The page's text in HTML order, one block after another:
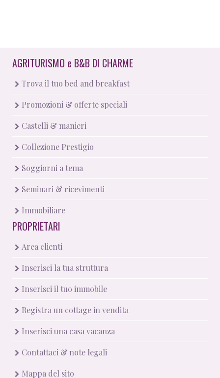
AGRITURISMO e B&B DI CHARME
Trova il tuo bed and breakfast
Promozioni & offerte speciali
Castelli & manieri
Collezione Prestigio
Soggiorni a tema
Seminari & ricevimenti
Immobiliare
PROPRIETARI
Area clienti
Inserisci la tua struttura
Inserisci il tuo immobile
Registra un cottage in vendita
Inserisci una casa vacanza
Contattaci & note legali
Mappa del sito